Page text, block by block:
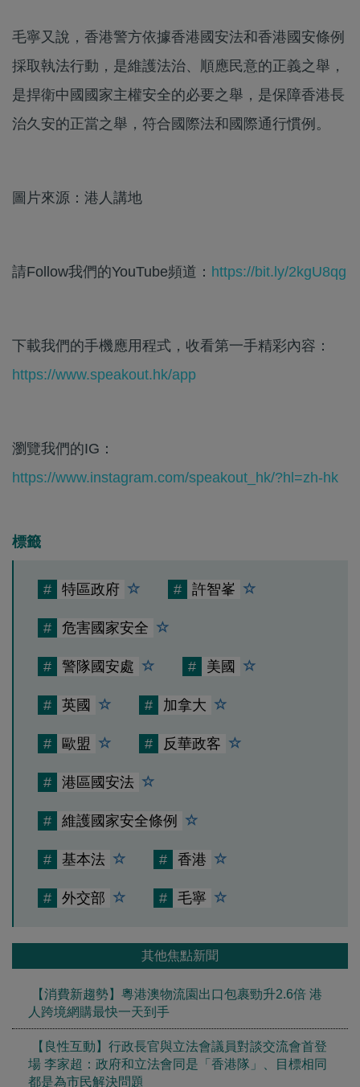
毛寧又說，香港警方依據香港國安法和香港國安條例
採取執法行動，是維護法治、順應民意的正義之舉，
是捍衛中國國家主權安全的必要之舉，是保障香港長
治久安的正當之舉，符合國際法和國際通行慣例。
圖片來源：港人講地
請Follow我們的YouTube頻道： https://bit.ly/2kgU8qg
下載我們的手機應用程式，收看第一手精彩內容：
https://www.speakout.hk/app
瀏覽我們的IG：
https://www.instagram.com/speakout_hk/?hl=zh-hk
標籤
# 特區政府 # 許智峯
# 危害國家安全
# 警隊國安處 # 美國
# 英國 # 加拿大
# 歐盟 # 反華政客
# 港區國安法
# 維護國家安全條例
# 基本法 # 香港
# 外交部 # 毛寧
其他焦點新聞
【消費新趨勢】粵港澳物流園出口包裹勁升2.6倍 港
人跨境網購最快一天到手
【良性互動】行政長官與立法會議員對談交流會首登
場 李家超：政府和立法會同是「香港隊」、目標相同
都是為市民解決問題